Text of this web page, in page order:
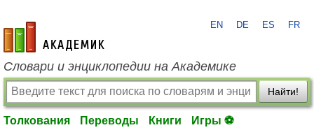
academic.ru
EN DE ES FR
Словари и энциклопедии на Академике
Найти!
Толкования Переводы Книги Игры ⚽